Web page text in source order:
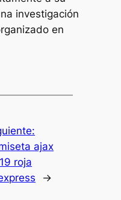
investigación
en
ajax
roja
→